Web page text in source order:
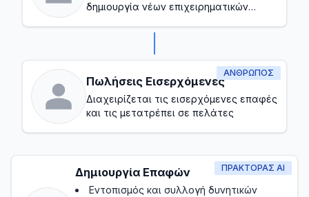
δημιουργία νέων επιχειρηματικών
ΆΝΘΡΩΠΟΣ
Πωλήσεις Εισερχόμενες
Διαχειρίζεται τις εισερχόμενες επαφές
και τις μετατρέπει σε πελάτες
ΠΡΑΚΤΟΡΑΣ AI
Δημιουργία Επαφών
Εντοπισμός και συλλογή δυνητικών